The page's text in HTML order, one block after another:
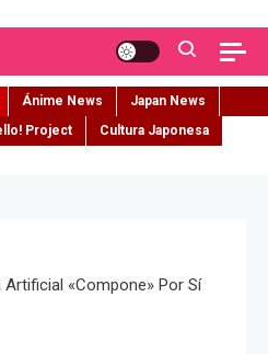
Ánime News
Japan News
Project
Cultura Japonesa
«compone» Por Sí